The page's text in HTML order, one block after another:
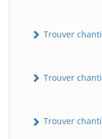
Trouver
Trouver
Trouver